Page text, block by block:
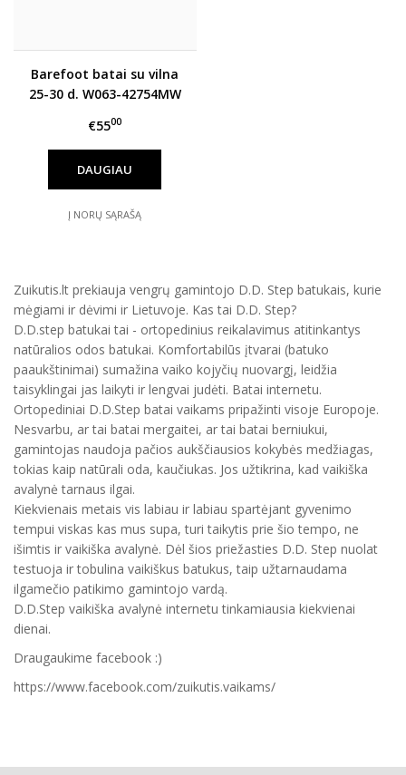
Barefoot batai su vilna
25-30 d. W063-42754MW
€5500
DAUGIAU
Į NORŲ SĄRAŠĄ
Zuikutis.lt prekiauja vengrų gamintojo D.D. Step batukais, kurie
mėgiami ir dėvimi ir Lietuvoje. Kas tai D.D. Step?
D.D.step batukai tai - ortopedinius reikalavimus atitinkantys
natūralios odos batukai. Komfortabilūs įtvarai (batuko
paaukštinimai) sumažina vaiko kojyčių nuovargį, leidžia
taisyklingai jas laikyti ir lengvai judėti. Batai internetu.
Ortopediniai D.D.Step batai vaikams pripažinti visoje Europoje.
Nesvarbu, ar tai batai mergaitei, ar tai batai berniukui,
gamintojas naudoja pačios aukščiausios kokybės medžiagas,
tokias kaip natūrali oda, kaučiukas. Jos užtikrina, kad vaikiška
avalynė tarnaus ilgai.
Kiekvienais metais vis labiau ir labiau spartėjant gyvenimo
tempui viskas kas mus supa, turi taikytis prie šio tempo, ne
išimtis ir vaikiška avalynė. Dėl šios priežasties D.D. Step nuolat
testuoja ir tobulina vaikiškus batukus, taip užtarnaudama
ilgamečio patikimo gamintojo vardą.
D.D.Step vaikiška avalynė internetu tinkamiausia kiekvienai
dienai.
Draugaukime facebook :)
https://www.facebook.com/zuikutis.vaikams/